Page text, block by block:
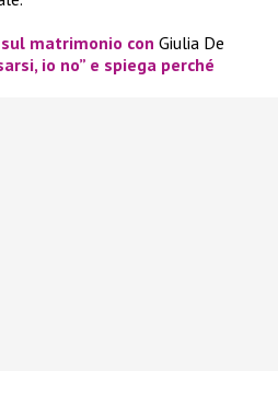
matrimonio con Giulia De
io no” e spiega perché